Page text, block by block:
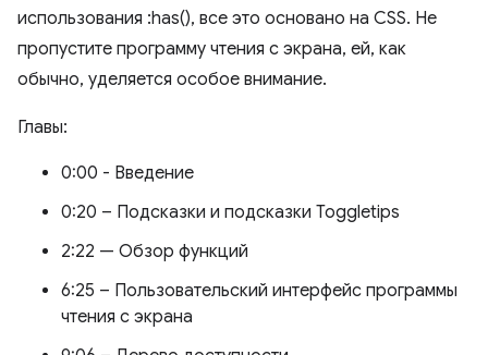
использования :has(), все это основано на CSS. Не
пропустите программу чтения с экрана, ей, как
обычно, уделяется особое внимание.
Главы:
0:00 - Введение
0:20 – Подсказки и подсказки Toggletips
2:22 — Обзор функций
6:25 – Пользовательский интерфейс программы
чтения с экрана